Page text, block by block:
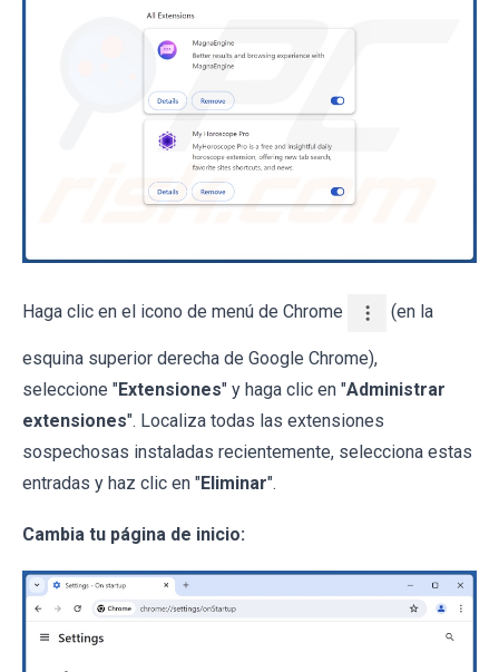
Haga clic en el icono de menú de Chrome (en la
esquina superior derecha de Google Chrome),
seleccione "Extensiones" y haga clic en "Administrar
extensiones". Localiza todas las extensiones
sospechosas instaladas recientemente, selecciona estas
entradas y haz clic en "Eliminar".
Cambia tu página de inicio: